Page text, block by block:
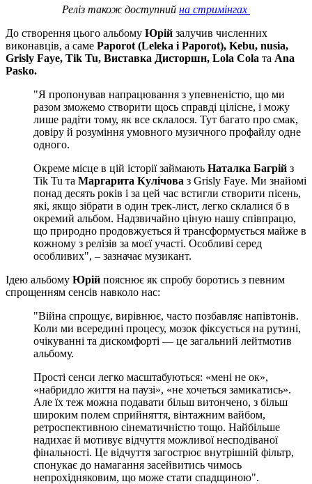
Реліз також доступний на стримінгах
До створення цього альбому Юрій залучив численних
виконавців, а саме Paporot (Leleka i Paporot), Kebu, nusia,
Grisly Faye, Tik Tu, Виставка Дисторшн, Lola Cola та Ana
Pasko.
"Я пропонував напрацювання з упевненістю, що ми
разом зможемо створити щось справді цілісне, і можу
лише радіти тому, як все склалося. Тут багато про смак,
довіру й розуміння умовного музичного профайлу одне
одного.
Окреме місце в цій історії займають Наталка Багрій з
Tik Tu та Маргарита Кулічова з Grisly Faye. Ми знайомі
понад десять років і за цей час встигли створити пісень,
які, якщо зібрати в один трек-лист, легко склалися б в
окремий альбом. Надзвичайно ціную нашу співпрацю,
що природно продовжується й трансформується майже в
кожному з релізів за моєї участі. Особливі серед
особливих", – зазначає музикант.
Ідею альбому Юрій пояснює як спробу боротись з певним
спрощенням сенсів навколо нас:
"Війна спрощує, вирівнює, часто позбавляє напівтонів.
Коли ми всередині процесу, мозок фіксується на рутині,
очікуванні та дискомфорті — це загальний лейтмотив
альбому.
Прості сенси легко масштабуються: «мені не ок»,
«набридло життя на паузі», «не хочеться замикатись».
Але їх теж можна подавати більш витончено, з більш
широким полем сприйняття, вінтажним вайбом,
ретроспективною сінематичністю тощо. Найбільше
надихає й мотивує відчуття можливої несподіваної
фінальності. Це відчуття загострює внутрішній фільтр,
спонукає до намагання засейвитись чимось
непрохідняковим, що може стати спадщиною".